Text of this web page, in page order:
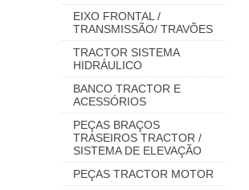
EIXO FRONTAL /
TRANSMISSÃO/ TRAVÕES
TRACTOR SISTEMA
HIDRÁULICO
BANCO TRACTOR E
ACESSÓRIOS
PEÇAS BRAÇOS
TRASEIROS TRACTOR /
SISTEMA DE ELEVAÇÃO
PEÇAS TRACTOR MOTOR